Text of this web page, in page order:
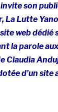
son
La Lutte
web dédié
la parole
Claudia
d’un site